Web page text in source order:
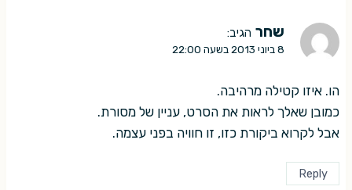
שחר הגיב:
8 ביוני 2013 בשעה 22:00
הו. איזו קטילה מרהיבה.
כמובן שאלך לראות את הסרט, עניין של מסורת.
אבל לקרוא ביקורת כזו, זו חוויה בפני עצמה.
Reply